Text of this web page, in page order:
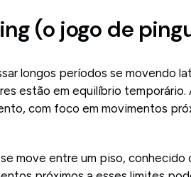
(o jogo de
longos períodos se movendo
estão em equilíbrio
com foco em movimentos
move entre um piso,